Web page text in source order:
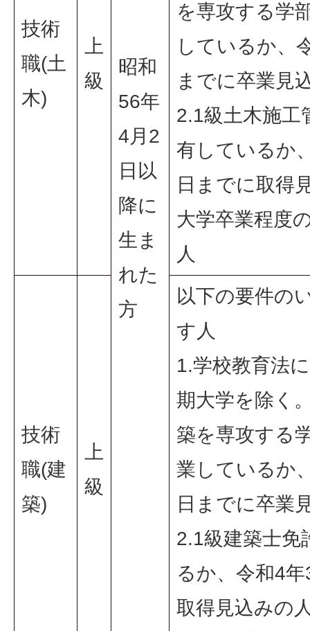
昭和
56年
4月2
日以
降に
生ま
れた
方
技術
職(土
木)
上
級
を専攻する学
しているか、
までに卒業見
2.1級土木施工
有しているか
日までに取得
大学卒業程度
人
技術
職(建
築)
上
級
以下の要件の
す人
1.学校教育法
期大学を除く
築を専攻する
業しているか
日までに卒業
2.1級建築士免
るか、令和4
取得見込みの